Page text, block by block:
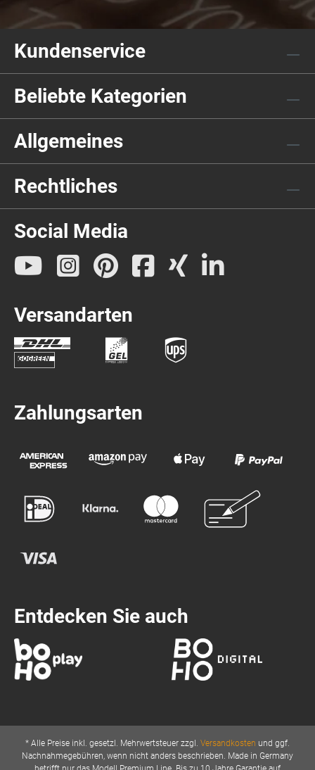
Kundenservice
Beliebte Kategorien
Allgemeines
Rechtliches
Social Media
Versandarten
Zahlungsarten
Entdecken Sie auch
* Alle Preise inkl. gesetzl. Mehrwertsteuer zzgl. Versandkosten und ggf.
Nachnahmegebühren, wenn nicht anders beschrieben. Made in Germany